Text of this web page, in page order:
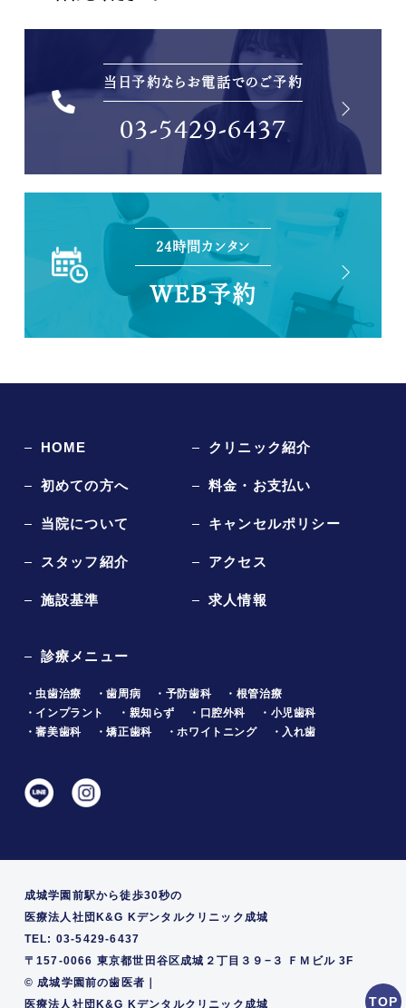
当日予約ならお電話でのご予約
03-5429-6437
24時間カンタン
WEB予約
HOME
初めての方へ
当院について
スタッフ紹介
施設基準
クリニック紹介
料金・お支払い
キャンセルポリシー
アクセス
求人情報
診療メニュー
・虫歯治療 ・歯周病 ・予防歯科
・根管治療
・インプラント
・親知らず ・口腔外科
・小児歯科
・審美歯科
・矯正歯科 ・ホワイトニング ・入れ歯
成城学園前駅から徒歩30秒の
医療法人社団K&G Kデンタルクリニック成城
TEL: 03-5429-6437
〒157-0066 東京都世田谷区成城２丁目３９−３ ＦＭビル 3F
© 成城学園前の歯医者｜
医療法人社団K&G Kデンタルクリニック成城